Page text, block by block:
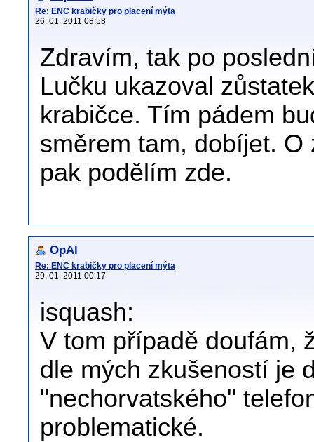
Re: ENC krabičky pro placení mýta
26. 01. 2011 08:58
Zdravím, tak po
Lučku ukazoval
krabičce. Tím pádem
směrem tam, dobíjet.
pak podělím zde.
OpAl
Re: ENC krabičky pro placení mýta
29. 01. 2011 00:17
isquash:
V tom případě doufám,
dle mých zkušeností je
"nechorvatského"
problematické.